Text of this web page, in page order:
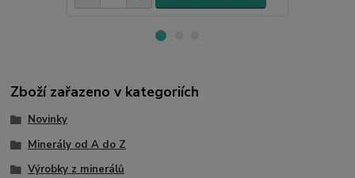
Zboží zařazeno v kategoriích
Novinky
Minerály od A do Z
Výrobky z minerálů